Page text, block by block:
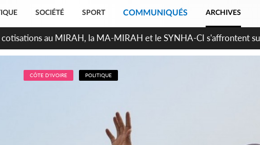
SOCIÉTÉ SPORT COMMUNIQUÉS ARCHIVES
Thiam plaide pour un environnement démocratique plus apaisé
CÔTE D'IVOIRE POLITIQUE